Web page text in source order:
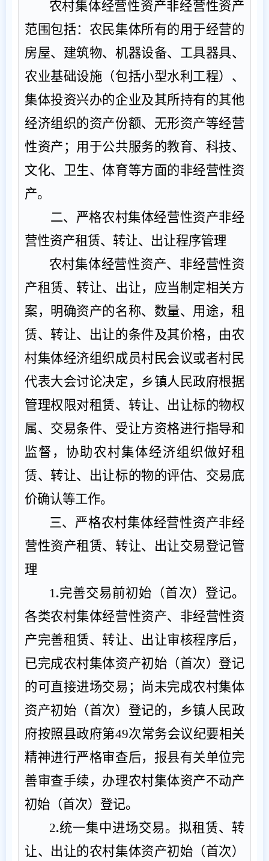
农村集体经营性资产非经营性资产
范围包括：农民集体所有的用于经营的
房屋、建筑物、机器设备、工具器具、
农业基础设施（包括小型水利工程）、
集体投资兴办的企业及其所持有的其他
经济组织的资产份额、无形资产等经营
性资产；用于公共服务的教育、科技、
文化、卫生、体育等方面的非经营性资
产。
二、严格农村集体经营性资产非经
营性资产租赁、转让、出让程序管理
农村集体经营性资产、非经营性资
产租赁、转让、出让，应当制定相关方
案，明确资产的名称、数量、用途，租
赁、转让、出让的条件及其价格，由农
村集体经济组织成员村民会议或者村民
代表大会讨论决定，乡镇人民政府根据
管理权限对租赁、转让、出让标的物权
属、交易条件、受让方资格进行指导和
监督，协助农村集体经济组织做好租
赁、转让、出让标的物的评估、交易底
价确认等工作。
三、严格农村集体经营性资产非经
营性资产租赁、转让、出让交易登记管
理
1.完善交易前初始（首次）登记。
各类农村集体经营性资产、非经营性资
产完善租赁、转让、出让审核程序后，
已完成农村集体资产初始（首次）登记
的可直接进场交易；尚未完成农村集体
资产初始（首次）登记的，乡镇人民政
府按照县政府第49次常务会议纪要相关
精神进行严格审查后，报县有关单位完
善审查手续，办理农村集体资产不动产
初始（首次）登记。
2.统一集中进场交易。 拟租赁、转
让、出让的农村集体资产初始（首次）